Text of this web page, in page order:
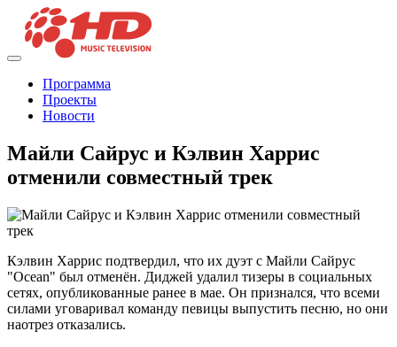
Программа
Проекты
Новости
Майли Сайрус и Кэлвин Харрис
отменили совместный трек
Кэлвин Харрис подтвердил, что их дуэт с Майли Сайрус
"Ocean" был отменён. Диджей удалил тизеры в социальных
сетях, опубликованные ранее в мае. Он признался, что всеми
силами уговаривал команду певицы выпустить песню, но они
наотрез отказались.